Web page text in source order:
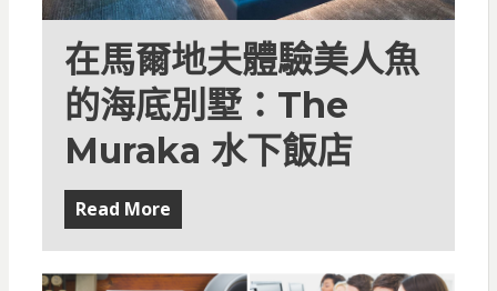
在馬爾地夫體驗美人魚
的海底別墅：The
Muraka 水下飯店
Read More